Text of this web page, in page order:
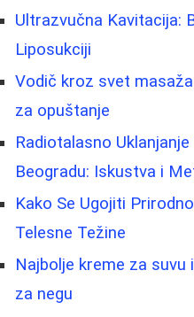
Ultrazvučna Kavitacija:
Liposukciji
Vodič kroz svet
za opuštanje
Radiotalasno
Beogradu: Iskustva i
Kako Se Ugojiti
Telesne Težine
Najbolje kreme za
za negu